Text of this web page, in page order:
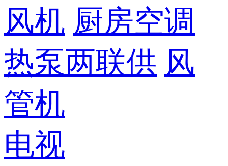
风机 厨房空调
热泵两联供 风
管机
电视